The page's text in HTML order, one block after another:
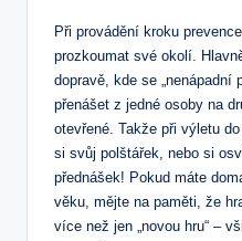
Při provádění kroku
prozkoumat své okolí.
dopravě, kde se „nenápadní
přenášet z jedné osoby na
otevřené. Takže při výletu
si svůj polštářek, nebo si
přednášek! Pokud máte
věku, mějte na paměti, že
více než jen „novou hru“ –